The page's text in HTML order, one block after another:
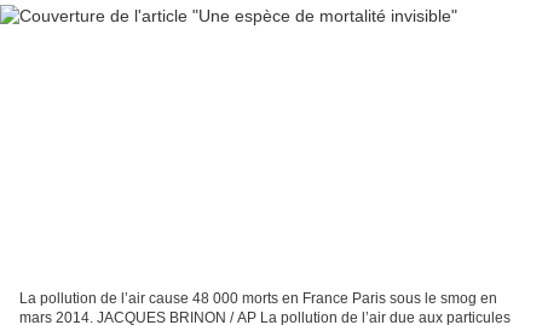
La pollution de l’air cause 48 000 morts en France Paris sous le smog en
mars 2014. JACQUES BRINON / AP La pollution de l’air due aux particules